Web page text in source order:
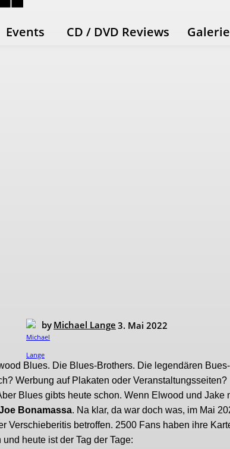
Events CD / DVD Reviews Galerie
by Michael Lange 3. Mai 2022
Blues. Die Blues-Brothers. Die legendären Bues-
Werbung auf Plakaten oder Veranstaltungsseiten?
Blues gibts heute schon. Wenn Elwood und Jake
Bonamassa. Na klar, da war doch was, im Mai
Verschieberitis betroffen. 2500 Fans haben ihre
heute ist der Tag der Tage: